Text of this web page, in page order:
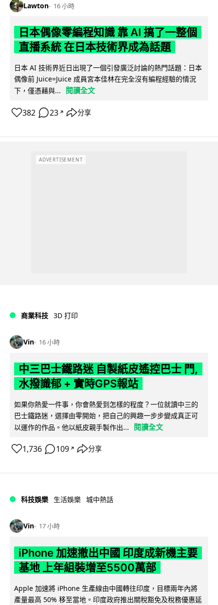
Lawton 16 小時
日本偶像零編程知識 靠 AI 搞了一整個
直播系統 在日本技術界成為話題
日本 AI 技術界近日出現了一個引發廣泛討論的熱門話題：日本
偶像前 Juice=Juice 成員宮本佳林在完全沒有編程經驗的情況
下，僅憑藉與...
閱讀全文
382 23 ↗ 分享
ADVERTISEMENT
商業科技 3D 打印
Vin 16 小時
中三巴士鐵路迷 自製紙皮遙控巴士 門,
水撥識郁 + 實時GPS報站
如果你熱愛一件事，你會熱愛到怎樣的程度？一位就讀中三的
巴士鐵路迷，選擇由零開始，把自己的興趣一步步變成真正可
以運作的作品。他以紙皮親手製作出...
閱讀全文
1,736 109 ↗ 分享
科技娛樂 生活娛樂 城中熱話
Vin 17 小時
iPhone 加速撤出中國 印度成新機主要
基地 上年組裝增至5500萬部
Apple 加速將 iPhone 生產線由中國轉往印度，目標兩年內將
產量最高 50% 移至當地。印度政府推出關稅豁免及稅務優惠延